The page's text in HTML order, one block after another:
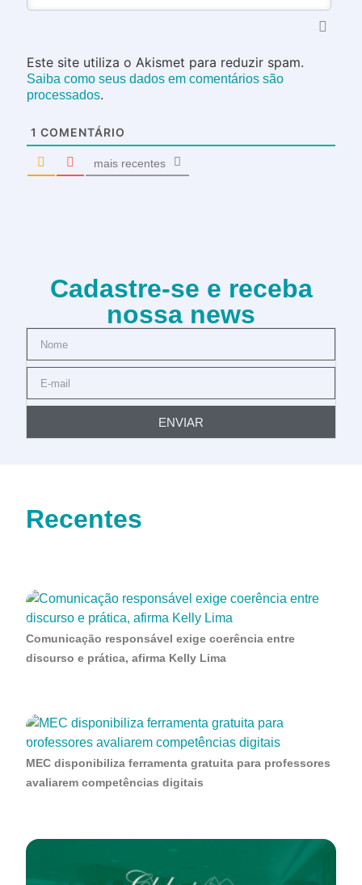
Este site utiliza o Akismet para reduzir spam.
Saiba como seus dados em comentários são
processados.
1 COMENTÁRIO
mais recentes
Cadastre-se e receba
nossa news
ENVIAR
Recentes
Comunicação responsável exige coerência entre
discurso e prática, afirma Kelly Lima
MEC disponibiliza ferramenta gratuita para professores
avaliarem competências digitais